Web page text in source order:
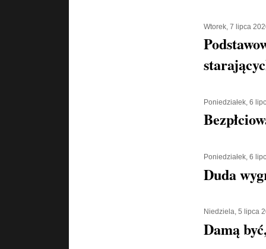
Wtorek, 7 lipca
Poniedziałek, 6
Poniedziałek, 6
Duda
Niedziela, 5 lipca
Damą